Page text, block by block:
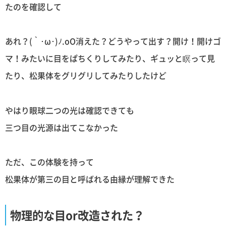
たのを確認して
あれ？(｀･ω･)ﾉ.oO消えた？どうやって出す？開け！開けゴ
マ！みたいに目をぱちくりしてみたり、ギュッと瞑って見
たり、松果体をグリグリしてみたりしたけど
やはり眼球二つの光は確認できても
三つ目の光源は出てこなかった
ただ、この体験を持って
松果体が第三の目と呼ばれる由縁が理解できた
物理的な目or改造された？